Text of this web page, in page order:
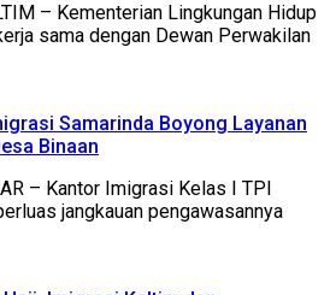
– Kementerian Lingkungan Hidup
sama dengan Dewan Perwakilan
Samarinda Boyong Layanan
Binaan
– Kantor Imigrasi Kelas I TPI
jangkauan pengawasannya